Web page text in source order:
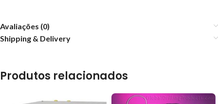
Avaliações (0)
Shipping & Delivery
Produtos relacionados